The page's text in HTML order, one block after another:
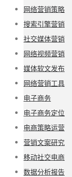
网络营销策略
搜索引擎营销
社交媒体营销
网络视频营销
媒体软文发布
网络营销工具
电子商务
电子商务定位
电商策略运营
营销文案研究
移动社交电商
数据分析报告